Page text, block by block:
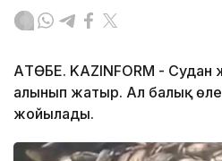
АҚТӨБЕ. KAZINFORM -
алынып жатыр. Ал балық
жойылады.